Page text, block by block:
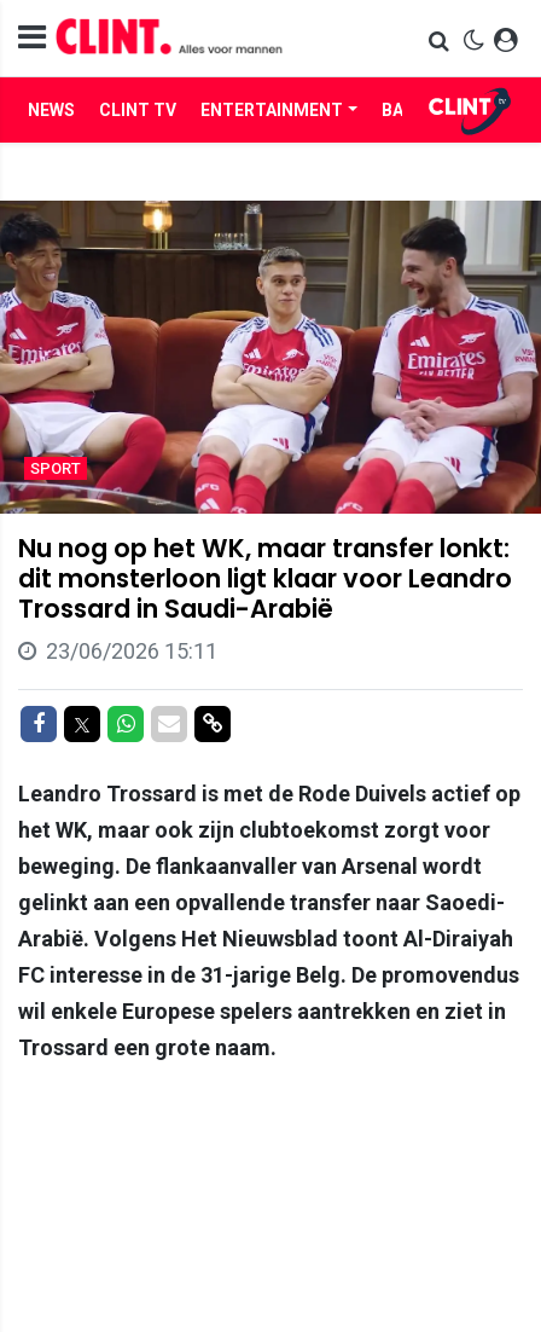
NEWS CLINT TV ENTERTAINMENT BABES LIFE
SPORT
Nu nog op het WK, maar transfer lonkt:
dit monsterloon ligt klaar voor Leandro
Trossard in Saudi-Arabië
23/06/2026 15:11
Delen op Facebook
Delen op Twitter
Delen op Whatsapp
Delen via Mail
Delen via link
Leandro Trossard is met de Rode Duivels actief op
het WK, maar ook zijn clubtoekomst zorgt voor
beweging. De flankaanvaller van Arsenal wordt
gelinkt aan een opvallende transfer naar Saoedi-
Arabië. Volgens Het Nieuwsblad toont Al-Diraiyah
FC interesse in de 31-jarige Belg. De promovendus
wil enkele Europese spelers aantrekken en ziet in
Trossard een grote naam.